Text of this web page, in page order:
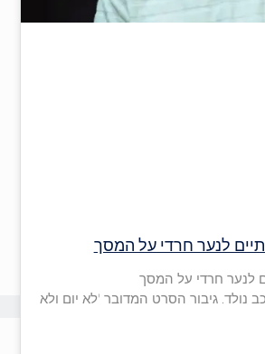
לנער חרדי על המסך
לנער חרדי על המסך
נולד. גיבור הסרט המדובר 'לא יום ולא